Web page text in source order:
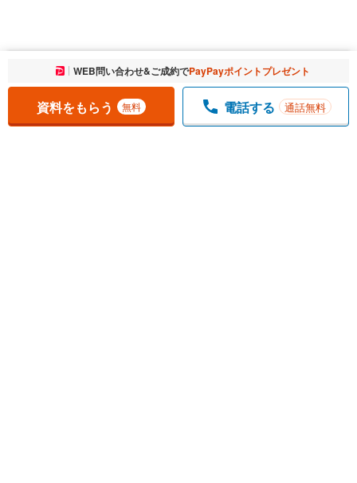
お気に入りに追加しました。 一覧を開く
WEB問い合わせ&ご成約でPayPayポイントプレゼント
資料をもらう 無料 電話する 通話無料